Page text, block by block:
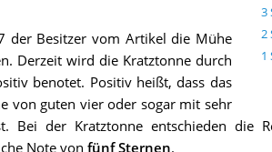
3
2
1
der Besitzer vom Artikel die Mühe
Derzeit wird die Kratztonne durch
benotet. Positiv heißt, dass das
von guten vier oder sogar mit sehr
Bei der Kratztonne entschieden die
Note von fünf Sternen.